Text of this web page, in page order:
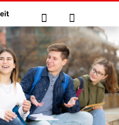
Suche Anmelden